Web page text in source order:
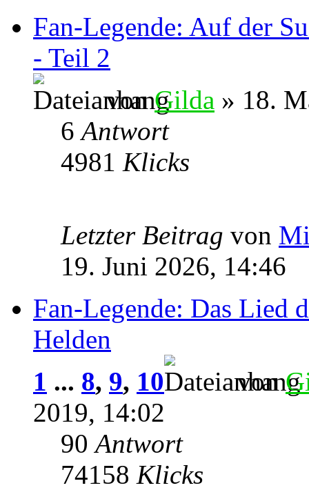
Fan-Legende: Auf der
- Teil 2
vonGilda » 18.
6Antwort
4981 Klicks
Letzter Beitrag von
19. Juni 2026, 14:46
Fan-Legende: Das Lied
Helden
1 ... 8, 9, 10 von
2019, 14:02
90Antwort
74158 Klicks